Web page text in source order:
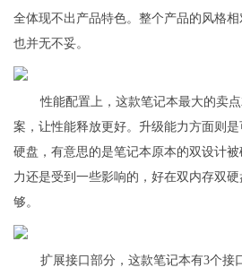
全体现不出产品特色。整个产品的风格
也并无不妥。
性能配置上，这款笔记本最大的卖
案，让性能释放更好。升级能力方面则
硬盘，有意思的是笔记本原本的双设计
力还是受到一些影响的，好在双内存双
够。
扩展接口部分，这款笔记本有3个接